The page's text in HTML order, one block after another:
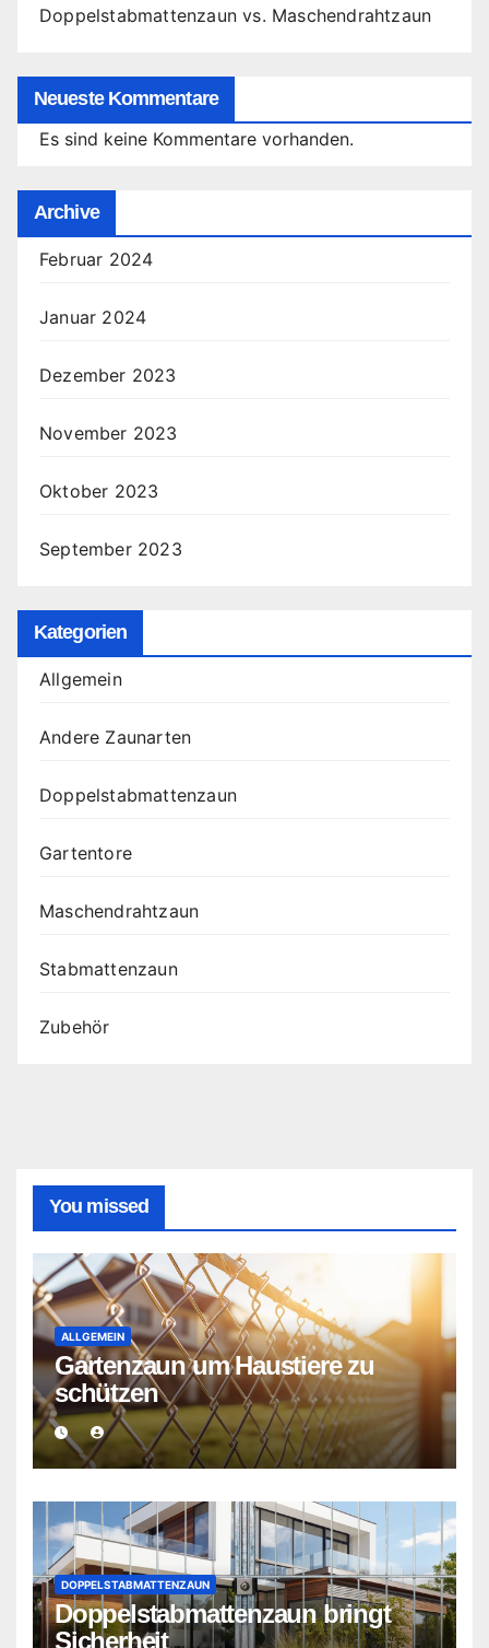
Doppelstabmattenzaun vs. Maschendrahtzaun
Neueste Kommentare
Es sind keine Kommentare vorhanden.
Archive
Februar 2024
Januar 2024
Dezember 2023
November 2023
Oktober 2023
September 2023
Kategorien
Allgemein
Andere Zaunarten
Doppelstabmattenzaun
Gartentore
Maschendrahtzaun
Stabmattenzaun
Zubehör
You missed
ALLGEMEIN
Gartenzaun um Haustiere zu
schützen
DOPPELSTABMATTENZAUN
Doppelstabmattenzaun bringt
Sicherheit